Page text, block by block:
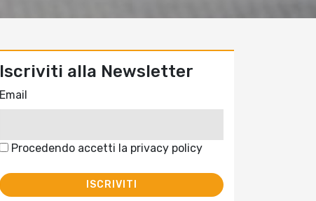
Iscriviti alla Newsletter
Email
Procedendo accetti la privacy policy